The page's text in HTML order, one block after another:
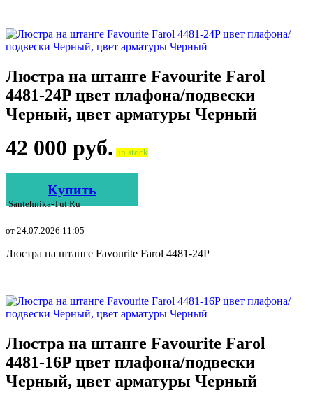
Люстра на штанге Favourite Farol
4481-24P цвет плафона/подвески
Черный, цвет арматуры Черный
42 000 руб. in stock
Купить
Santehnika-Tut.ru
от 24.07.2026 11:05
Люстра на штанге Favourite Farol 4481-24P
Люстра на штанге Favourite Farol
4481-16P цвет плафона/подвески
Черный, цвет арматуры Черный